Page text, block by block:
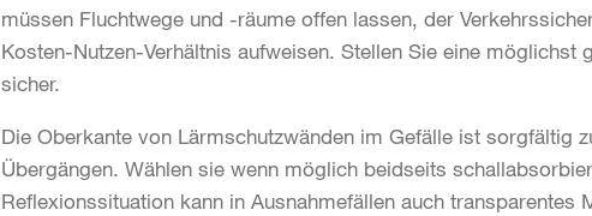
müssen Fluchtwege und -räume offen lassen, der
Kosten-Nutzen-Verhältnis aufweisen. Stellen Sie eine möglichst
sicher.
Die Oberkante von Lärmschutzwänden im Gefälle ist sorgfältig
Übergängen. Wählen sie wenn möglich beidseits
Reflexionssituation kann in Ausnahmefällen auch transparentes